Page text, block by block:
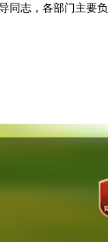
志，各部门主要负